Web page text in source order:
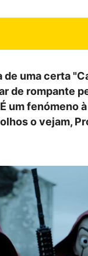
de uma certa
de rompante
um fenómeno
o vejam,